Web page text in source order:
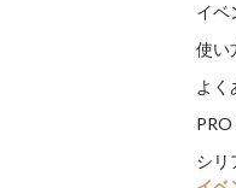
イベ
使い
よく
シリ